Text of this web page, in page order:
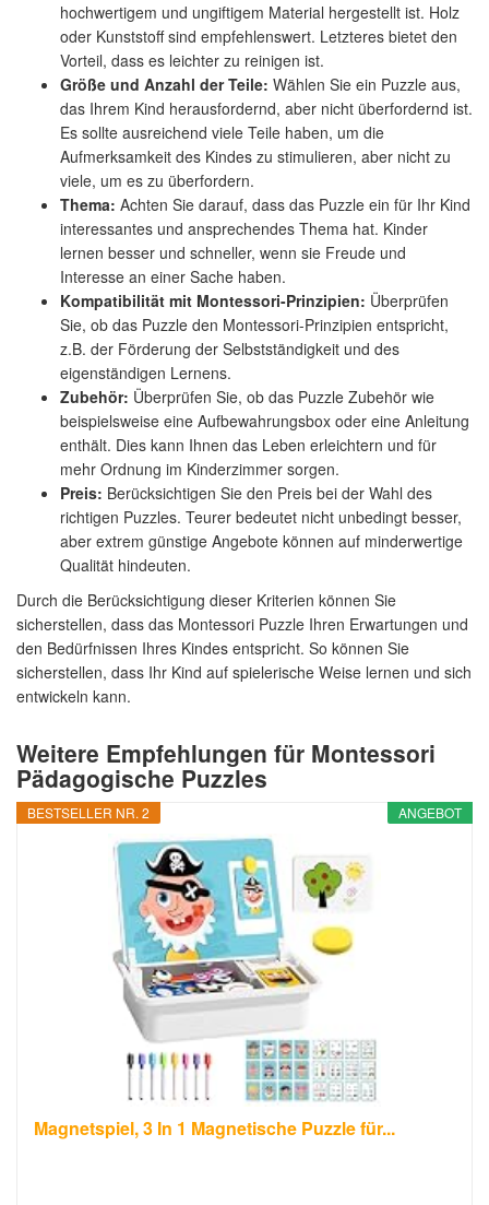
hochwertigem und ungiftigem Material hergestellt ist. Holz
oder Kunststoff sind empfehlenswert. Letzteres bietet den
Vorteil, dass es leichter zu reinigen ist.
Größe und Anzahl der Teile: Wählen Sie ein Puzzle aus,
das Ihrem Kind herausfordernd, aber nicht überfordernd ist.
Es sollte ausreichend viele Teile haben, um die
Aufmerksamkeit des Kindes zu stimulieren, aber nicht zu
viele, um es zu überfordern.
Thema: Achten Sie darauf, dass das Puzzle ein für Ihr Kind
interessantes und ansprechendes Thema hat. Kinder
lernen besser und schneller, wenn sie Freude und
Interesse an einer Sache haben.
Kompatibilität mit Montessori-Prinzipien: Überprüfen
Sie, ob das Puzzle den Montessori-Prinzipien entspricht,
z.B. der Förderung der Selbstständigkeit und des
eigenständigen Lernens.
Zubehör: Überprüfen Sie, ob das Puzzle Zubehör wie
beispielsweise eine Aufbewahrungsbox oder eine Anleitung
enthält. Dies kann Ihnen das Leben erleichtern und für
mehr Ordnung im Kinderzimmer sorgen.
Preis: Berücksichtigen Sie den Preis bei der Wahl des
richtigen Puzzles. Teurer bedeutet nicht unbedingt besser,
aber extrem günstige Angebote können auf minderwertige
Qualität hindeuten.
Durch die Berücksichtigung dieser Kriterien können Sie
sicherstellen, dass das Montessori Puzzle Ihren Erwartungen und
den Bedürfnissen Ihres Kindes entspricht. So können Sie
sicherstellen, dass Ihr Kind auf spielerische Weise lernen und sich
entwickeln kann.
Weitere Empfehlungen für Montessori
Pädagogische Puzzles
ANGEBOT
BESTSELLER NR. 2
Magnetspiel, 3 In 1 Magnetische Puzzle für...